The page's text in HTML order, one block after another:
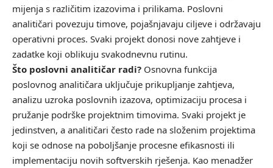
mijenja s različitim izazovima i prilikama. Poslovni
analitičari povezuju timove, pojašnjavaju ciljeve i održavaju
operativni proces. Svaki projekt donosi nove zahtjeve i
zadatke koji oblikuju svakodnevnu rutinu.
Što poslovni analitičar radi? Osnovna funkcija
poslovnog analitičara uključuje prikupljanje zahtjeva,
analizu uzroka poslovnih izazova, optimizaciju procesa i
pružanje podrške projektnim timovima. Svaki projekt je
jedinstven, a analitičari često rade na složenim projektima
koji se odnose na poboljšanje procesne efikasnosti ili
implementaciju novih softverskih rješenja. Kao menadžer